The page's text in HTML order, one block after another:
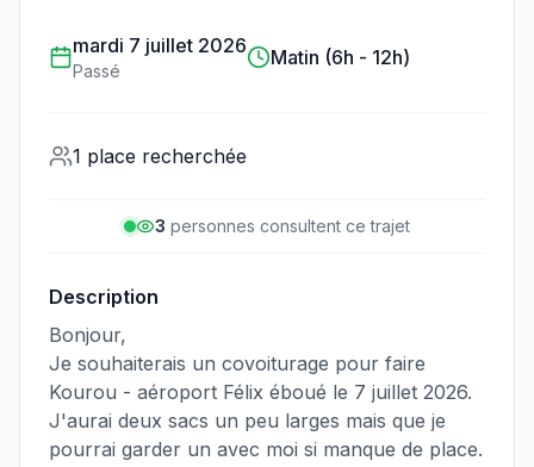
mardi 7 juillet 2026
Passé
Matin (6h - 12h)
1 place recherchée
3 personnes consultent ce trajet
Description
Bonjour,
Je souhaiterais un covoiturage pour faire
Kourou - aéroport Félix éboué le 7 juillet 2026.
J'aurai deux sacs un peu larges mais que je
pourrai garder un avec moi si manque de place.